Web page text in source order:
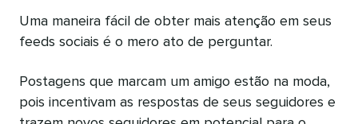
Uma maneira fácil de obter mais atenção em seus
feeds sociais é o mero ato de perguntar.
Postagens que marcam um amigo estão na moda,
pois incentivam as respostas de seus seguidores e